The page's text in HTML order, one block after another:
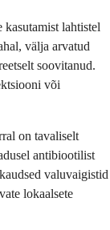
kasutamist lahtistel
välja arvatud
soovitanud.
või
on tavaliselt
antibiootilist
valuvaigistid
lokaalsete